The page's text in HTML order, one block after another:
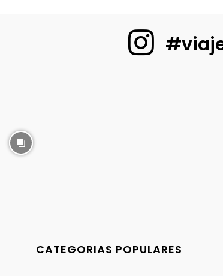
CATEGORIAS POPULARES